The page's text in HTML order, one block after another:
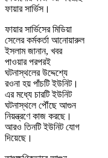
ফায়ার সার্ভিস।
ফায়ার সার্ভিসের মিডিয়া
সেলের কর্মকর্তা আনোয়ারুল
ইসলাম জানান, খবর
পাওয়ার পরপরই
ঘটনাস্থলের উদ্দেশ্যে
রওনা হয় পাঁচটি ইউনিট।
এর মধ্যে চারটি ইউনিট
ঘটনাস্থলে পৌঁছে আগুন
নিয়ন্ত্রণে কাজ করছে।
আরও তিনটি ইউনিট যোগ
দিয়েছে।